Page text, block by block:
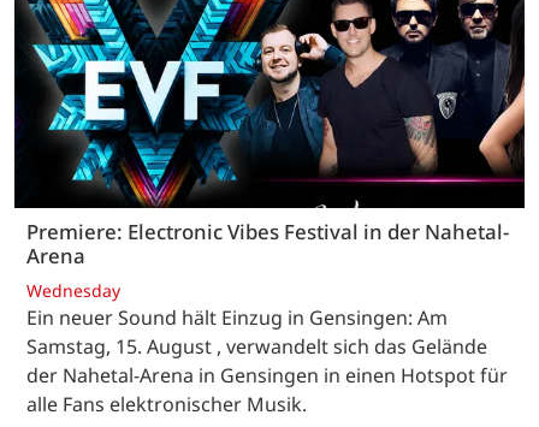
Premiere: Electronic Vibes Festival in der Nahetal-
Arena
Wednesday
Ein neuer Sound hält Einzug in Gensingen: Am
Samstag, 15. August , verwandelt sich das Gelände
der Nahetal-Arena in Gensingen in einen Hotspot für
alle Fans elektronischer Musik.